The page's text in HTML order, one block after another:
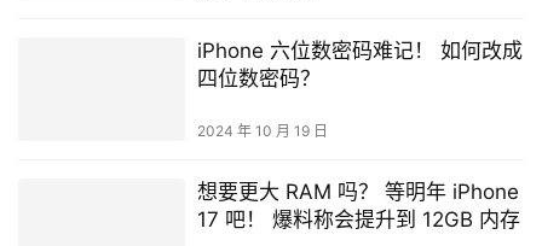
iPhone 六位数密码难记！ 如何改成
四位数密码？
2024 年 10 月 19 日
想要更大 RAM 吗？ 等明年 iPhone
17 吧！ 爆料称会提升到 12GB 内存